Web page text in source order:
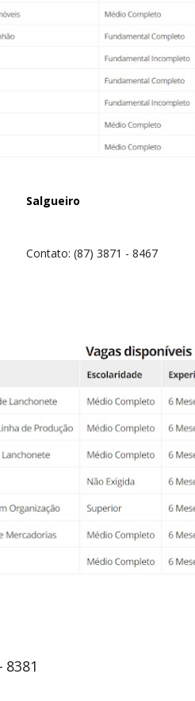
Salgueiro
Contato: (87) 3871 - 8467
8381